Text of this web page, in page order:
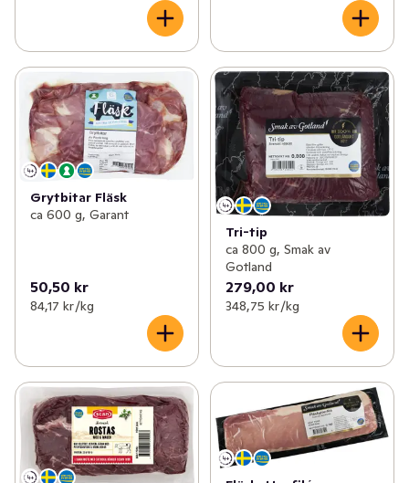
Grytbitar Fläsk
ca 600 g, Garant
50,50 kr
84,17 kr /kg
Tri-tip
ca 800 g, Smak av
Gotland
279,00 kr
348,75 kr /kg